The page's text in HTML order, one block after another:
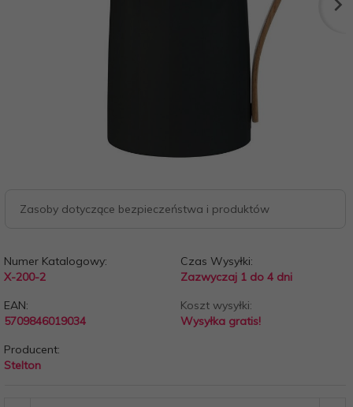
Zasoby dotyczące bezpieczeństwa i produktów
Numer Katalogowy:
X-200-2
Czas Wysyłki:
Zazwyczaj 1 do 4 dni
EAN:
5709846019034
Koszt wysyłki:
Wysyłka gratis!
Producent:
Stelton